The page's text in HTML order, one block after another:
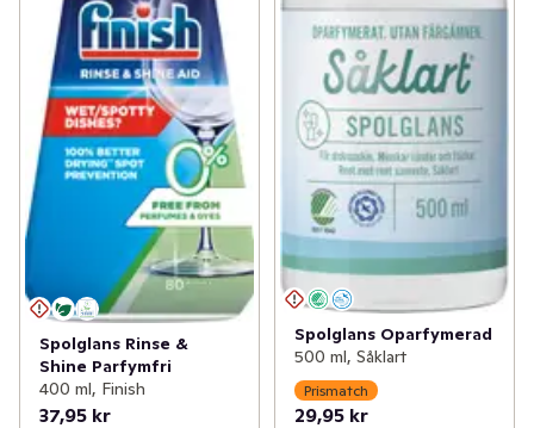
Spolglans Rinse &
Shine Parfymfri
400 ml, Finish
37,95 kr
Spolglans Oparfymerad
500 ml, Såklart
Prismatch
29,95 kr